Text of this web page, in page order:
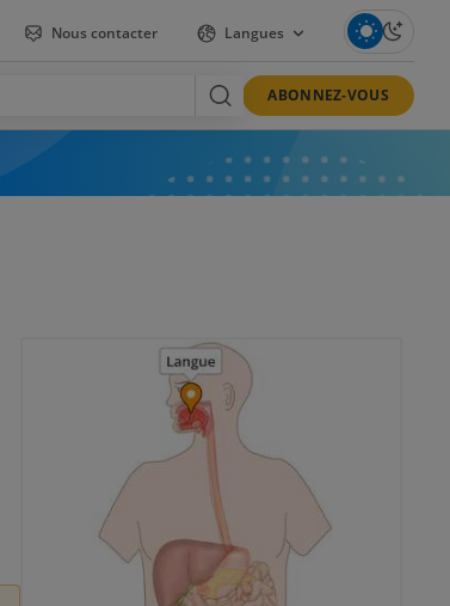
Nous contacter Langues
ABONNEZ-VOUS